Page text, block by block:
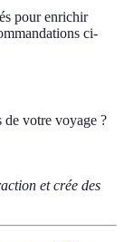
pour enrichir
ci-
de votre voyage ?
et crée des